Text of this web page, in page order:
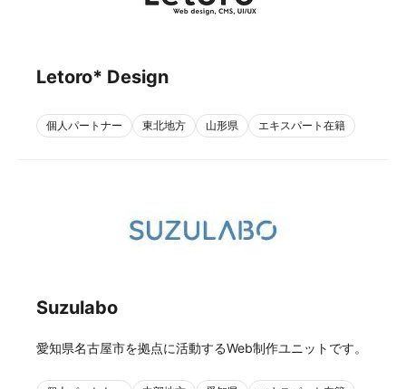
Letoro* Design
個人パートナー 東北地方 山形県 エキスパート在籍
Suzulabo
愛知県名古屋市を拠点に活動するWeb制作ユニットです。